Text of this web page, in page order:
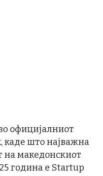
официјалниот
каде што најважна
на македонскиот
година е Startup